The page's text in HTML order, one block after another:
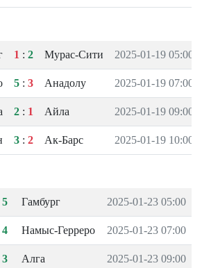
1 : 2 Мурас-Сити 2025-01-19 05:00
5 : 3 Анадолу 2025-01-19 07:00
2 : 1 Айла 2025-01-19 09:00
3 : 2 Ак-Барс 2025-01-19 10:00
5 Гамбург 2025-01-23 05:00
4 Намыс-Герреро 2025-01-23 07:00
3 Алга 2025-01-23 09:00